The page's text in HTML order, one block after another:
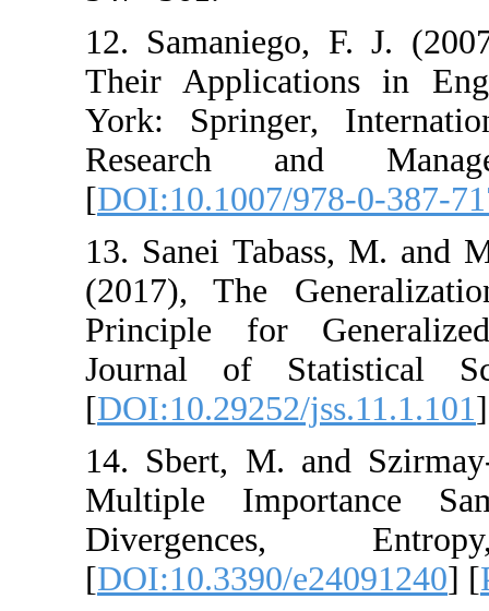
12. Samaniego,
Their
York: Springer,
Research
[DOI:10.1007/
13. Sanei
(2017), The
Principle for
Journal of
[DOI:10.29252/
14. Sbert, M.
Multiple
[DOI:10.3390/